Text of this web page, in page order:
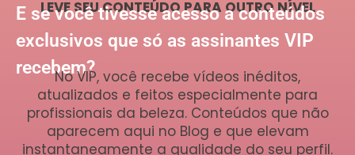
LEVE SEU CONTEÚDO PARA OUTRO NÍVEL
E se você tivesse acesso a conteúdos
exclusivos que só as assinantes VIP
recebem?No VIP, você recebe vídeos inéditos,
atualizados e feitos especialmente para
profissionais da beleza. Conteúdos que não
aparecem aqui no Blog e que elevam
instantaneamente a qualidade do seu perfil.